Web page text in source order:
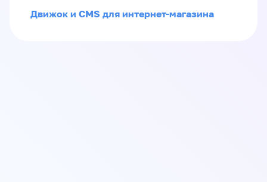
Движок и CMS для интернет-магазина